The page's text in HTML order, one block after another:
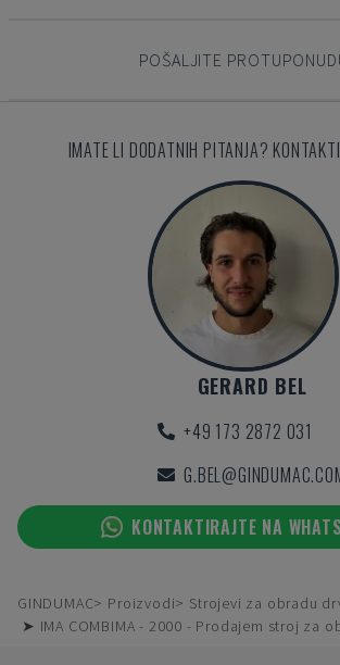
POŠALJITE
IMATE LI DODATNIH PITANJA?
GERARD BEL
+49 173 2872 031
KONTAKTIRAJTE NA
GINDUMAC Proizvodi
Strojevi za obradu
➤ IMA COMBIMA - 2000 - Prodajem stroj za